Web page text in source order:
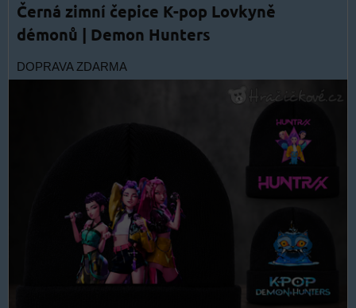
Černá zimní čepice K-pop Lovkyně
démonů | Demon Hunters
DOPRAVA ZDARMA